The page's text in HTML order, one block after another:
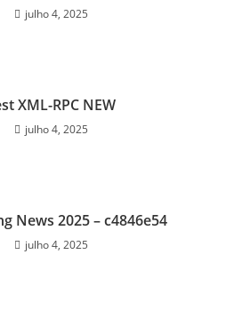
julho 4, 2025
XML-RPC NEW
julho 4, 2025
News 2025 – c4846e54
julho 4, 2025